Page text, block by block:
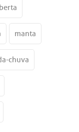
manta
chuva